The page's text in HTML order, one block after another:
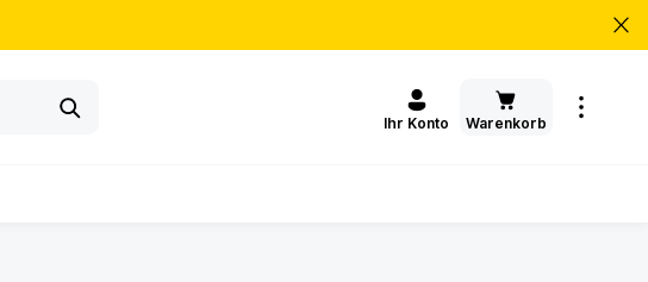
Ihr Konto Warenkorb